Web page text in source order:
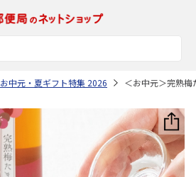
お中元・夏ギフト特集 2026 ＜お中元＞完熟